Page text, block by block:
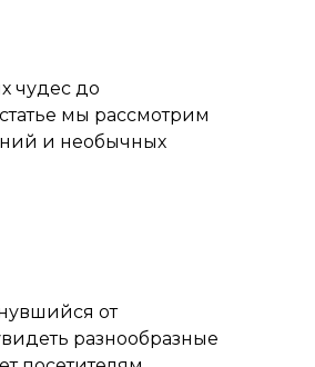
чудес до
мы рассмотрим
и необычных
от
разнообразные